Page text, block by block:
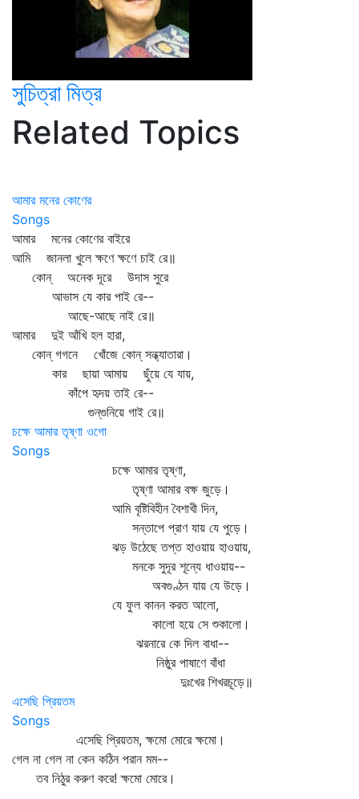
সুচিত্রা মিত্র
Related Topics
আমার মনের কোণের
Songs
আমার মনের কোণের বাইরে
আমি জানলা খুলে ক্ষণে ক্ষণে চাই রে॥
কোন্‌ অনেক দূরে উদাস সুরে
আভাস যে কার পাই রে--
আছে-আছে নাই রে॥
আমার দুই আঁখি হল হারা,
কোন্‌ গগনে খোঁজে কোন্‌ সন্ধ্যাতারা।
কার ছায়া আমায় ছুঁয়ে যে যায়,
কাঁপে হৃদয় তাই রে--
গুন্‌গুনিয়ে গাই রে॥
চক্ষে আমার তৃষ্ণা ওগো
Songs
চক্ষে আমার তৃষ্ণা,
তৃষ্ণা আমার বক্ষ জুড়ে।
আমি বৃষ্টিবিহীন বৈশাখী দিন,
সন্তাপে প্রাণ যায় যে পুড়ে।
ঝড় উঠেছে তপ্ত হাওয়ায় হাওয়ায়,
মনকে সুদূর শূন্যে ধাওয়ায়--
অবগুণ্ঠন যায় যে উড়ে।
যে ফুল কানন করত আলো,
কালো হয়ে সে শুকালো।
ঝরনারে কে দিল বাধা--
নিষ্ঠুর পাষাণে বাঁধা
দুঃখের শিখরচূড়ে॥
এসেছি প্রিয়তম
Songs
এসেছি প্রিয়তম, ক্ষমো মোরে ক্ষমো।
গেল না গেল না কেন কঠিন পরান মম--
তব নিঠুর করুণ করে! ক্ষমো মোরে।